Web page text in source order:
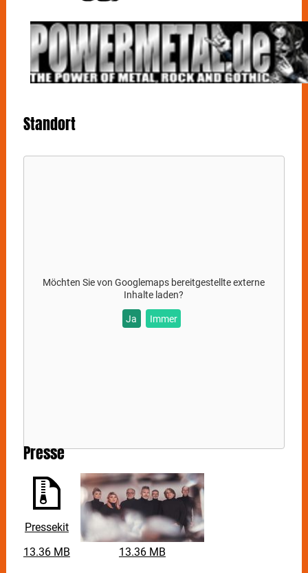
Standort
Möchten Sie vonGooglemaps bereitgestellte externe
Inhalte laden?
Ja Immer
Presse
Pressekit
13.36 MB
13.36 MB